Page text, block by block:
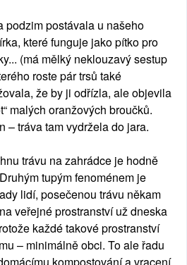
podzim postávala u našeho
které funguje jako pítko pro
(má mělký neklouzavý sestup
roste pár trsů také
že by ji odřízla, ale objevila
malých oranžových broučků.
– tráva tam vydržela do jara.
trávu na zahrádce je hodně
tupým fenoménem je
lidí, posečenou trávu někam
veřejné prostranství už dneska
každé takové prostranství
– minimálně obci. To ale řadu
kompostování a vracení